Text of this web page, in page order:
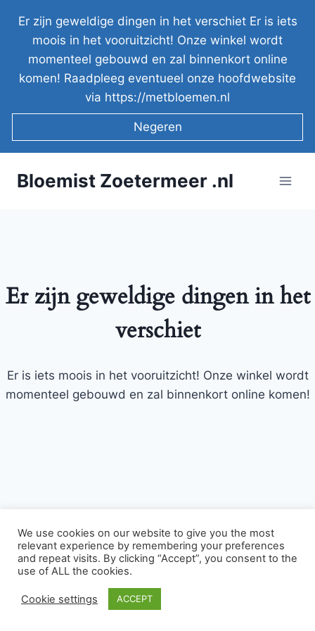
naar
inhoud
Er zijn geweldige dingen in het verschiet Er is iets
moois in het vooruitzicht! Onze winkel wordt
momenteel gebouwd en zal binnenkort online
komen! Raadpleeg eventueel onze hoofdwebsite
via https://metbloemen.nl
Negeren
Bloemist Zoetermeer .nl
Er zijn geweldige dingen in het
verschiet
Er is iets moois in het vooruitzicht! Onze winkel wordt
momenteel gebouwd en zal binnenkort online komen!
© 2026 Bloemist Zoetermeer .nl - WordPress
thema doorKadence WP
We use cookies on our website to give you the most
relevant experience by remembering your preferences
and repeat visits. By clicking “Accept”, you consent to the
use of ALL the cookies.
Cookie settings ACCEPT